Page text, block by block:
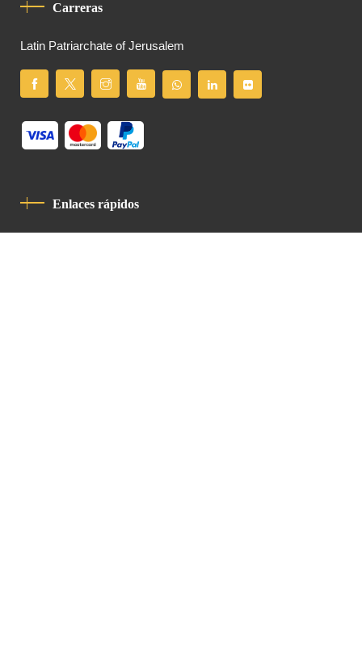
Carreras
Latin Patriarchate of Jerusalem
Enlaces rápidos